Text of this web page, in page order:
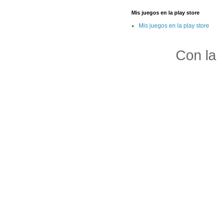
Mis juegos en la play store
Mis juegos en la play store
Con